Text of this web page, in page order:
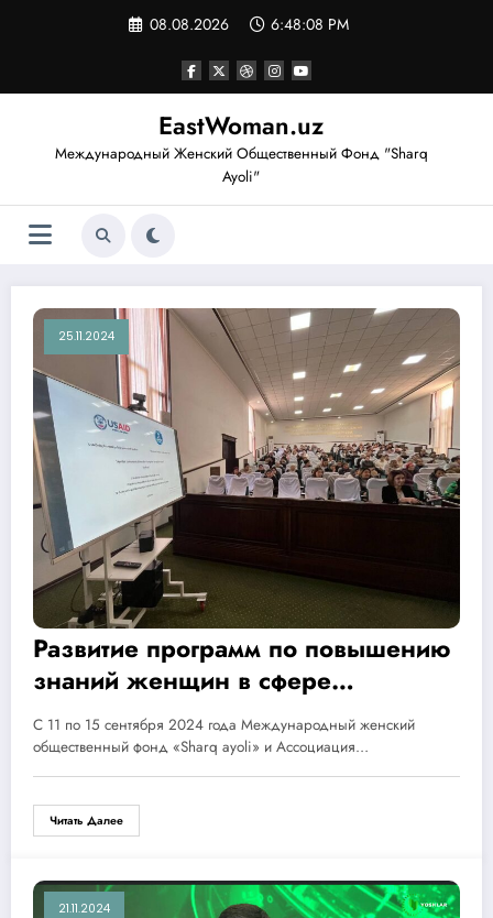
08.08.2026 6:48:09 PM
EastWoman.uz
Международный Женский Общественный Фонд "Sharq
Ayoli"
25.11.2024
Развитие программ по повышению
знаний женщин в сфере
электронной коммерции
Бухарской области
С 11 по 15 сентября 2024 года Международный женский
общественный фонд «Sharq ayoli» и Ассоциация…
Читать Далее
21.11.2024